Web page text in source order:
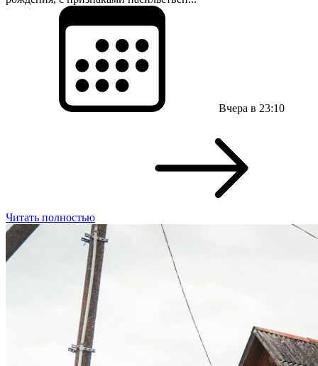
Вчера в 23:10
Читать полностью